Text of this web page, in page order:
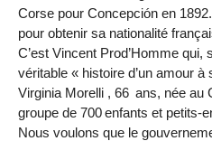
Corse pour Concepción en
pour obtenir sa nationalité
C’est Vincent Prod’Homme
véritable « histoire d’un amour
Virginia Morelli , 66 ans, née
groupe de 700 enfants et petits-
Nous voulons que le